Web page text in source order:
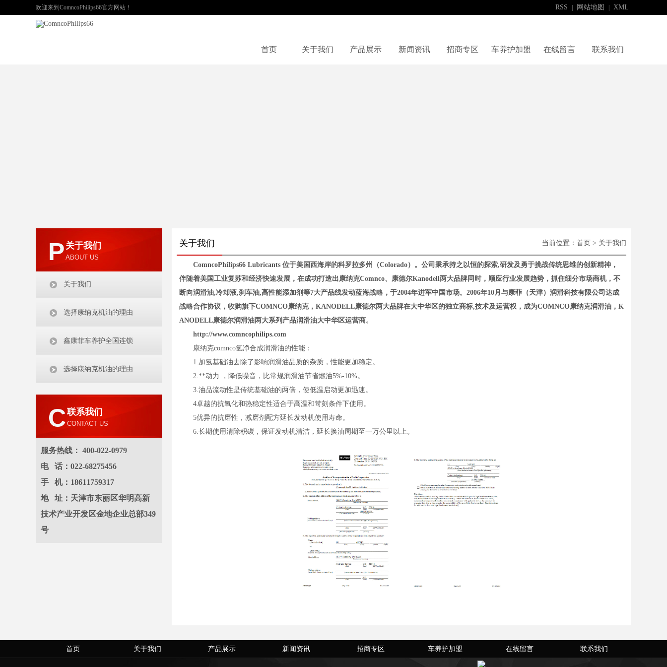
欢迎来到ComncoPhilips66官方网站！ RSS 网站地图 XML
首页 关于我们 产品展示 新闻资讯 招商专区 车养护加盟 在线留言 联系我们
P 关于我们
ABOUT US
关于我们
选择康纳克机油的理由
鑫康菲车养护全国连锁
选择康纳克机油的理由
C联系我们
CONTACT US
服务热线： 400-022-0979
电 话：022-68275456
手 机：18611759317
地 址：天津市东丽区华明高新
技术产业开发区金地企业总部349
号
关于我们 当前位置： 首页 > 关于我们
ComncoPhilips66 Lubricants 位于美国西海岸的科罗拉多州（Colorado）。公司秉承持之以恒的探索,研发及勇于挑战传统思维的创新精神，
伴随着美国工业复苏和经济快速发展，在成功打造出康纳克Comnco、康德尔Kanodell两大品牌同时，顺应行业发展趋势，抓住细分市场商机，不
断向润滑油,冷却液,刹车油,高性能添加剂等7大产品线发动蓝海战略，于2004年进军中国市场。2006年10月与康菲（天津）润滑科技有限公司达成
战略合作协议，收购旗下COMNCO康纳克，KANODELL康德尔两大品牌在大中华区的独立商标,技术及运营权，成为COMNCO康纳克润滑油，K
ANODELL康德尔润滑油两大系列产品润滑油大中华区运营商。
http://www.comncophilips.com
康纳克comnco氢净合成润滑油的性能：
1.加氢基础油去除了影响润滑油品质的杂质，性能更加稳定。
2.**动力 ，降低噪音，比常规润滑油节省燃油5%-10%。
3.油品流动性是传统基础油的两倍，使低温启动更加迅速。
4卓越的抗氧化和热稳定性适合于高温和苛刻条件下使用。
5优异的抗磨性，减磨剂配方延长发动机使用寿命。
6.长期使用清除积碳，保证发动机清洁，延长换油周期至一万公里以上。
首页 关于我们 产品展示 新闻资讯 招商专区 车养护加盟 在线留言 联系我们